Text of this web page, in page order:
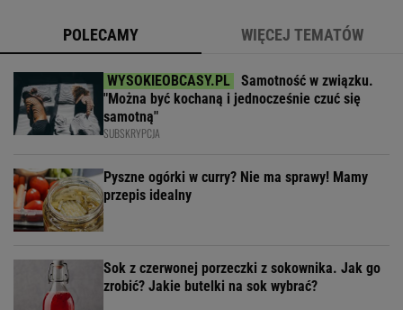
POLECAMY WIĘCEJ TEMATÓW
Samotność w związku.
"Można być kochaną i jednocześnie czuć się
samotną"
SUBSKRYPCJA
Pyszne ogórki w curry? Nie ma sprawy! Mamy
przepis idealny
Sok z czerwonej porzeczki z sokownika. Jak go
zrobić? Jakie butelki na sok wybrać?